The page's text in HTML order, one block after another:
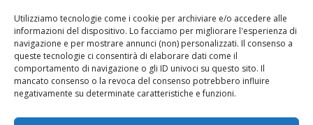
Utilizziamo tecnologie come i cookie per archiviare e/o accedere alle
informazioni del dispositivo. Lo facciamo per migliorare l'esperienza di
navigazione e per mostrare annunci (non) personalizzati. Il consenso a
queste tecnologie ci consentirà di elaborare dati come il
comportamento di navigazione o gli ID univoci su questo sito. Il
mancato consenso o la revoca del consenso potrebbero influire
negativamente su determinate caratteristiche e funzioni.
Giovedì
08:00-12:00 14:00-18:30
Venerdì
08:00-12:00 14:00-18:30
Sabato
08:00-12:00